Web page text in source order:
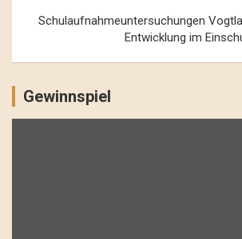
Schulaufnahmeuntersuchungen
Entwicklung im
Gewinnspiel